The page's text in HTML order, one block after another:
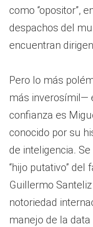
como “opositor”,
despachos del
encuentran
Pero lo más
más inverosímil—
confianza es
conocido por su
de inteligencia.
“hijo putativo” del
Guillermo
notoriedad
manejo de la data